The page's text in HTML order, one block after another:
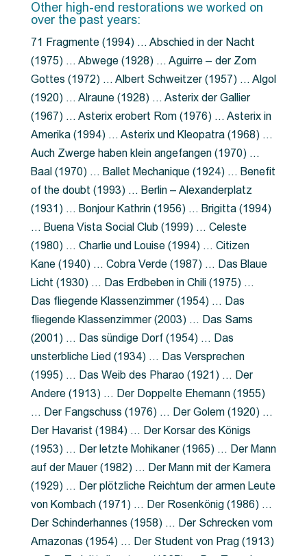
Other high-end restorations we worked on
over the past years:
71 Fragmente (1994) … Abschied in der Nacht
(1975) … Abwege (1928) … Aguirre – der Zorn
Gottes (1972) … Albert Schweitzer (1957) … Algol
(1920) … Alraune (1928) … Asterix der Gallier
(1967) … Asterix erobert Rom (1976) … Asterix in
Amerika (1994) … Asterix und Kleopatra (1968) …
Auch Zwerge haben klein angefangen (1970) …
Baal (1970) … Ballet Mechanique (1924) … Benefit
of the doubt (1993) … Berlin – Alexanderplatz
(1931) … Bonjour Kathrin (1956) … Brigitta (1994)
… Buena Vista Social Club (1999) … Celeste
(1980) … Charlie und Louise (1994) … Citizen
Kane (1940) … Cobra Verde (1987) … Das Blaue
Licht (1930) … Das Erdbeben in Chili (1975) …
Das fliegende Klassenzimmer (1954) … Das
fliegende Klassenzimmer (2003) … Das Sams
(2001) … Das sündige Dorf (1954) … Das
unsterbliche Lied (1934) … Das Versprechen
(1995) … Das Weib des Pharao (1921) … Der
Andere (1913) … Der Doppelte Ehemann (1955)
… Der Fangschuss (1976) … Der Golem (1920) …
Der Havarist (1984) … Der Korsar des Königs
(1953) … Der letzte Mohikaner (1965) … Der Mann
auf der Mauer (1982) … Der Mann mit der Kamera
(1929) … Der plötzliche Reichtum der armen Leute
von Kombach (1971) … Der Rosenkönig (1986) …
Der Schinderhannes (1958) … Der Schrecken vom
Amazonas (1954) … Der Student von Prag (1913)